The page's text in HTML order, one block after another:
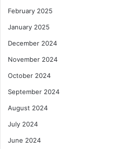
February 2025
January 2025
December 2024
November 2024
October 2024
September 2024
August 2024
July 2024
June 2024